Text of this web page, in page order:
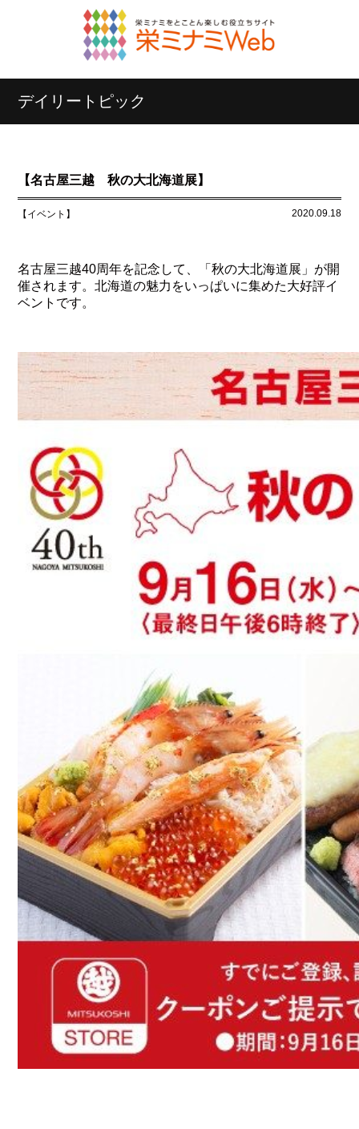
デイリートピック
【名古屋三越 秋の大北海道展】
【イベント】 2020.09.18
名古屋三越40周年を記念して、「秋の大北海道展」が開
催されます。北海道の魅力をいっぱいに集めた大好評イ
ベントです。